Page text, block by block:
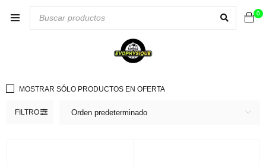
0
FILTRO Orden predeterminado
MOSTRAR SÓLO PRODUCTOS EN OFERTA